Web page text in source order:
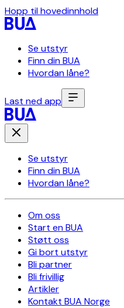
Hopp til hovedinnhold
Se utstyr
Finn din BUA
Hvordan låne?
Last ned app
Se utstyr
Finn din BUA
Hvordan låne?
Om oss
Start en BUA
Støtt oss
Gi bort utstyr
Bli partner
Bli frivillig
Artikler
Kontakt BUA Norge